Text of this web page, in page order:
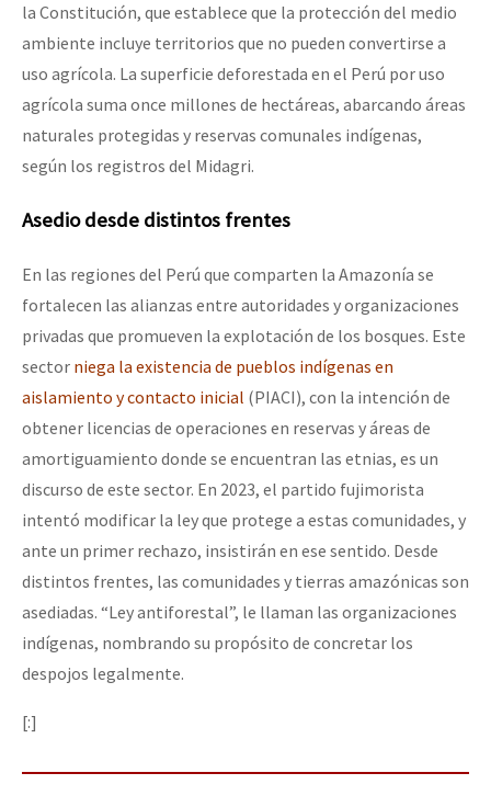
la Constitución, que establece que la protección del medio
ambiente incluye territorios que no pueden convertirse a
uso agrícola. La superficie deforestada en el Perú por uso
agrícola suma once millones de hectáreas, abarcando áreas
naturales protegidas y reservas comunales indígenas,
según los registros del Midagri.
Asedio desde distintos frentes
En las regiones del Perú que comparten la Amazonía se
fortalecen las alianzas entre autoridades y organizaciones
privadas que promueven la explotación de los bosques. Este
sector niega la existencia de pueblos indígenas en
aislamiento y contacto inicial (PIACI), con la intención de
obtener licencias de operaciones en reservas y áreas de
amortiguamiento donde se encuentran las etnias, es un
discurso de este sector. En 2023, el partido fujimorista
intentó modificar la ley que protege a estas comunidades, y
ante un primer rechazo, insistirán en ese sentido. Desde
distintos frentes, las comunidades y tierras amazónicas son
asediadas. “Ley antiforestal”, le llaman las organizaciones
indígenas, nombrando su propósito de concretar los
despojos legalmente.
[:]